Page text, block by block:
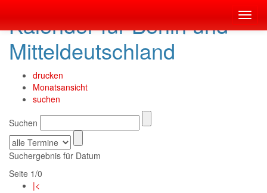
Kalender für Berlin und
Mitteldeutschland
drucken
Monatsansicht
suchen
Suchen
Suchergebnis für Datum
Seite 1/0
|<